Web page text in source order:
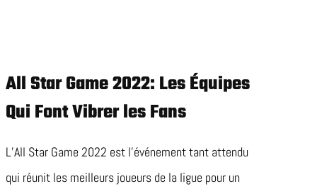
All Star Game 2022: Les Équipes
Qui Font Vibrer les Fans
L’All Star Game 2022 est l’événement tant attendu
qui réunit les meilleurs joueurs de la ligue pour un